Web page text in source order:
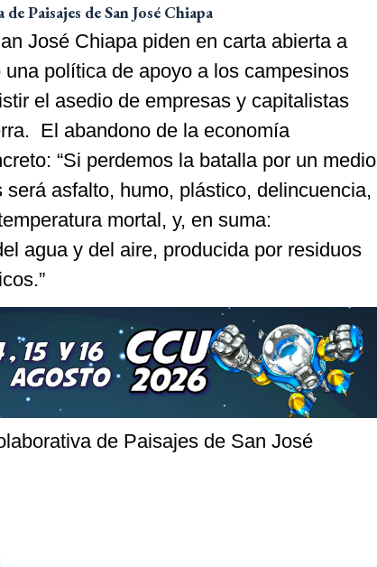
Paisajes de San José Chiapa
José Chiapa piden en carta abierta a
política de apoyo a los campesinos
el asedio de empresas y capitalistas
El abandono de la economía
“Si perdemos la batalla por un medio
asfalto, humo, plástico, delincuencia,
mortal, y, en suma:
agua y del aire, producida por residuos
de Paisajes de San José